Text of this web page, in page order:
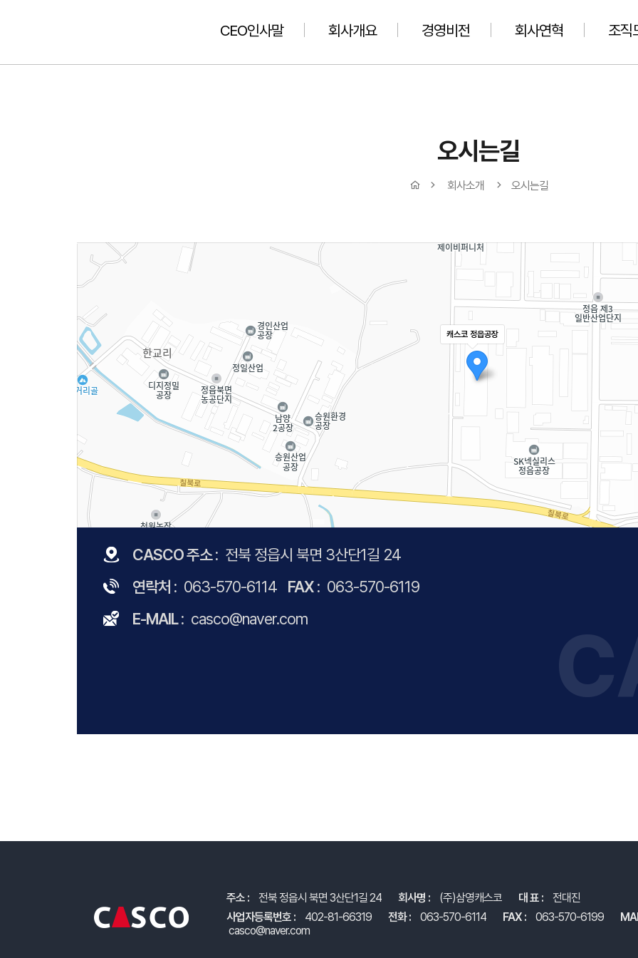
CEO인사말 회사개요 경영비전 회사연혁 조직
오시는길
회사소개 오시는길
캐스코 정읍공장
CASCO 주소 : 전북 정읍시 북면 3산단1길 24
연락처 : 063-570-6114 FAX : 063-570-6119
E-MAIL : casco@naver.com
주소 : 전북 정읍시 북면 3산단1길 24 회사명 : (주)삼영캐스코 대 표 :
전대진
사업자등록번호 :
402-81-66319 전화 : 063-570-6114 FAX : 063-570-6199
casco@naver.com